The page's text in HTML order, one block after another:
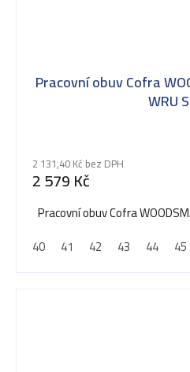
Pracovní obuv Cofra
WRU
hodnocení
produktu
je
5,0
5
2 131,40 Kč bez DPH
2 579 Kč
Pracovní obuv Cofra
40
41 42 43 44 45